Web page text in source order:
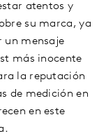
atentos y
su marca, ya
un mensaje
más inocente
la reputación
de medición en
en este